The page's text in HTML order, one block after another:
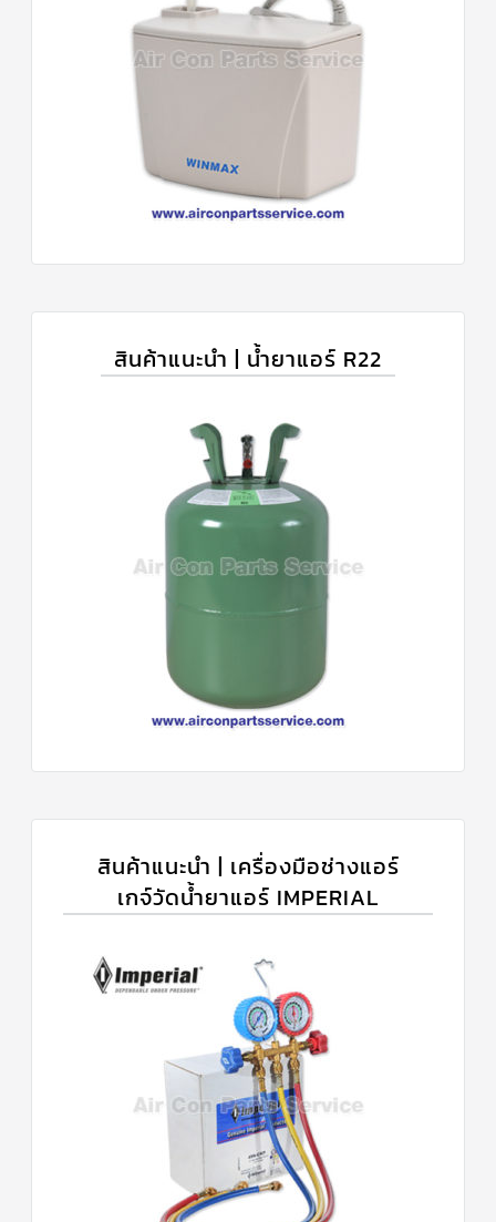
สินค้าแนะนำ | น้ำยาแอร์ R22
สินค้าแนะนำ | เครื่องมือช่างแอร์
เกจ์วัดน้ำยาแอร์ IMPERIAL